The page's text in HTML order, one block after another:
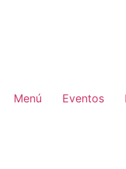
Menú Eventos